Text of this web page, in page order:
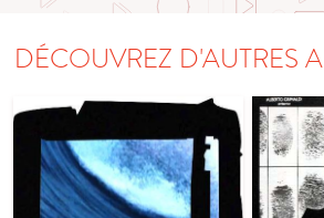
DÉCOUVREZ D'AUTRES